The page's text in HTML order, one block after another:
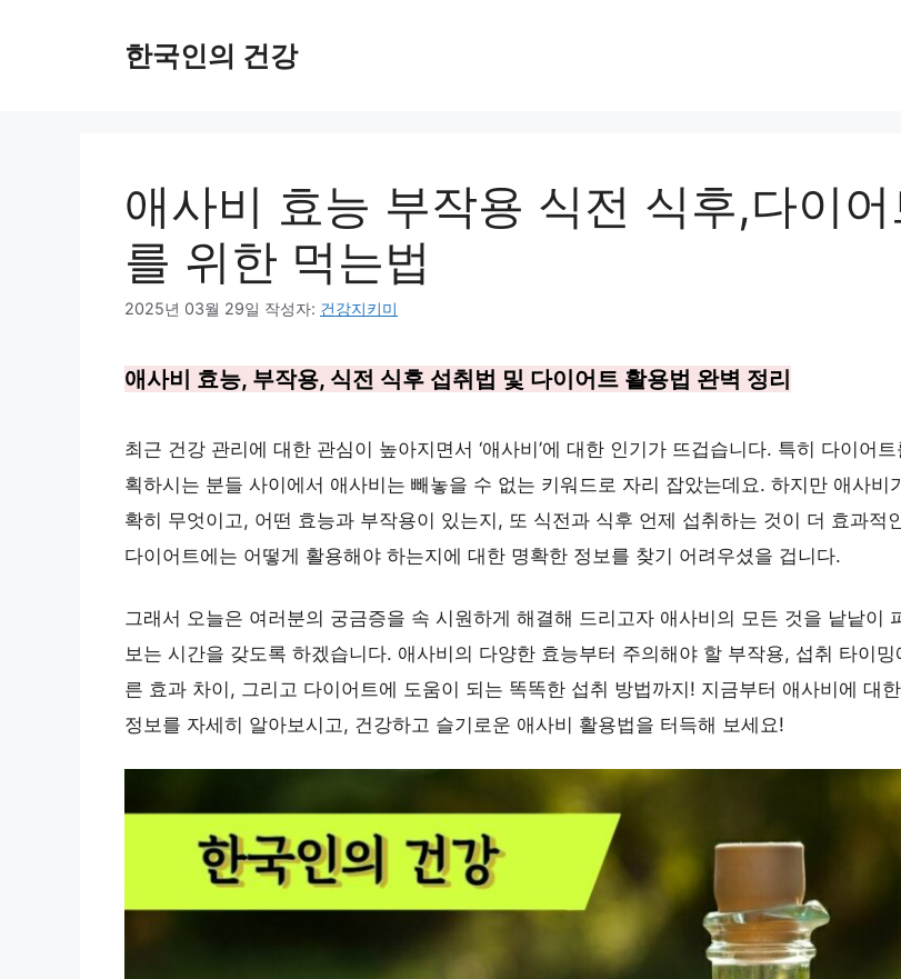
한국인의 건강
애사비 효능 부작용 식전 식후,다이어
를 위한 먹는법
2025년 03월 29일 작성자: 건강지키미
애사비 효능, 부작용, 식전 식후 섭취법 및 다이어트 활용법 완벽 정리
최근 건강 관리에 대한 관심이 높아지면서 ‘애사비’에 대한 인기가 뜨겁습니다. 특히 다이어트
획하시는 분들 사이에서 애사비는 빼놓을 수 없는 키워드로 자리 잡았는데요. 하지만 애사비
확히 무엇이고, 어떤 효능과 부작용이 있는지, 또 식전과 식후 언제 섭취하는 것이 더 효과적
다이어트에는 어떻게 활용해야 하는지에 대한 명확한 정보를 찾기 어려우셨을 겁니다.
그래서 오늘은 여러분의 궁금증을 속 시원하게 해결해 드리고자 애사비의 모든 것을 낱낱이
보는 시간을 갖도록 하겠습니다. 애사비의 다양한 효능부터 주의해야 할 부작용, 섭취 타이밍
른 효과 차이, 그리고 다이어트에 도움이 되는 똑똑한 섭취 방법까지! 지금부터 애사비에 대
정보를 자세히 알아보시고, 건강하고 슬기로운 애사비 활용법을 터득해 보세요!